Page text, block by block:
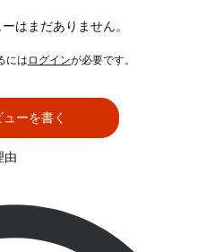
はまだありません。
には ログインが必要です。
ューを書く
由